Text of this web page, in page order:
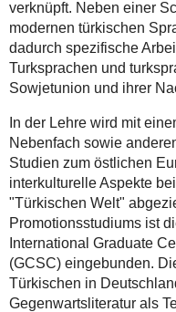
verknüpft. Neben einer
modernen türkischen
dadurch spezifische
Turksprachen und
Sowjetunion und ihrer
In der Lehre wird mit
Nebenfach sowie
Studien zum östlichen
interkulturelle Aspekte
"Türkischen Welt"
Promotionsstudiums ist
International Graduate
(GCSC) eingebunden.
Türkischen in
Gegenwartsliteratur als